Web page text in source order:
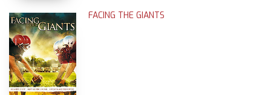
FACING THE GIANTS